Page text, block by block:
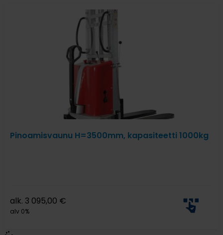
Pinoamisvaunu H=3500mm, kapasiteetti 1000kg
alk. 3 095,00 €
alv 0%